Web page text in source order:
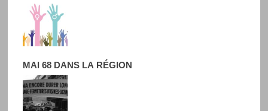
MAI 68 DANS LA RÉGION